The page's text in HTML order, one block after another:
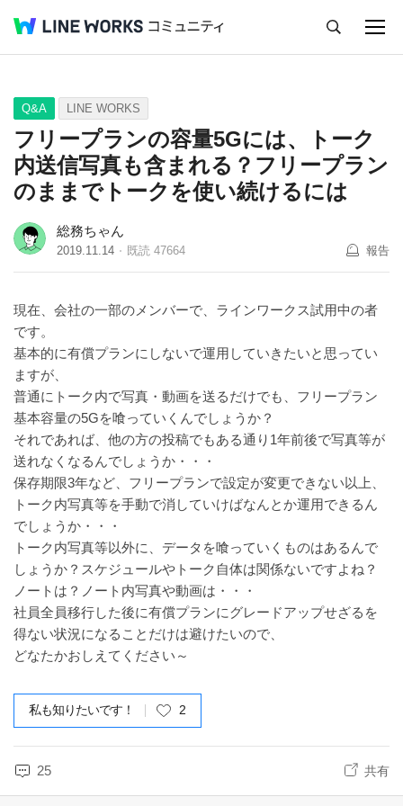
Q&A Tips Ideas
Q&A LINE WORKS
フリープランの容量5Gには、トーク
内送信写真も含まれる？フリープラン
のままでトークを使い続けるには
総務ちゃん
2019.11.14 既読 47664 報告
現在、会社の一部のメンバーで、ラインワークス試用中の者
です。
基本的に有償プランにしないで運用していきたいと思ってい
ますが、
普通にトーク内で写真・動画を送るだけでも、フリープラン
基本容量の5Gを喰っていくんでしょうか？
それであれば、他の方の投稿でもある通り1年前後で写真等が
送れなくなるんでしょうか・・・
保存期限3年など、フリープランで設定が変更できない以上、
トーク内写真等を手動で消していけばなんとか運用できるん
でしょうか・・・
トーク内写真等以外に、データを喰っていくものはあるんで
しょうか？スケジュールやトーク自体は関係ないですよね？
ノートは？ノート内写真や動画は・・・
社員全員移行した後に有償プランにグレードアップせざるを
得ない状況になることだけは避けたいので、
どなたかおしえてください～
私も知りたいです！ 2
25 共有